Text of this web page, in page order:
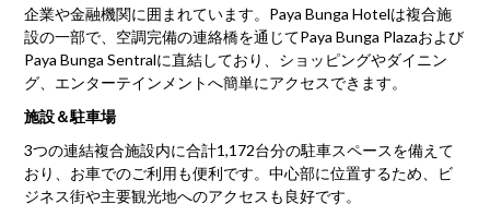
企業や金融機関に囲まれています。Paya Bunga Hotelは複合施
設の一部で、空調完備の連絡橋を通じてPaya Bunga Plazaおよび
Paya Bunga Sentralに直結しており、ショッピングやダイニン
グ、エンターテインメントへ簡単にアクセスできます。
施設＆駐車場
3つの連結複合施設内に合計1,172台分の駐車スペースを備えて
おり、お車でのご利用も便利です。中心部に位置するため、ビ
ジネス街や主要観光地へのアクセスも良好です。